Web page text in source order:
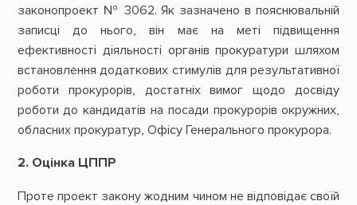
законопроект № 3062. Як зазначено в пояснювальній
записці до нього, він має на меті підвищення
ефективності діяльності органів прокуратури шляхом
встановлення додаткових стимулів для результативної
роботи прокурорів, достатніх вимог щодо досвіду
роботи до кандидатів на посади прокурорів окружних,
обласних прокуратур, Офісу Генерального прокурора.
2. Оцінка ЦППР
Проте проект закону жодним чином не відповідає своїй